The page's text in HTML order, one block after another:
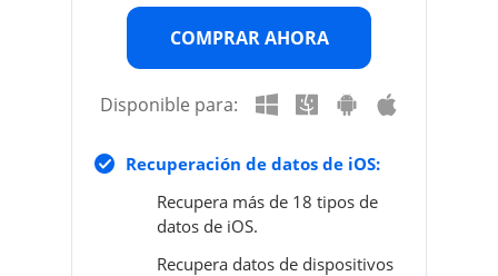
COMPRAR AHORA
Disponible para:
Recuperación de datos de iOS:
Recupera más de 18 tipos de
datos de iOS.
Recupera datos de dispositivos